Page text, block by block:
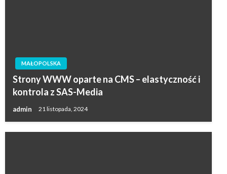
MAŁOPOLSKA
Strony WWW oparte na CMS – elastyczność i
kontrola z SAS-Media
admin 21 listopada, 2024